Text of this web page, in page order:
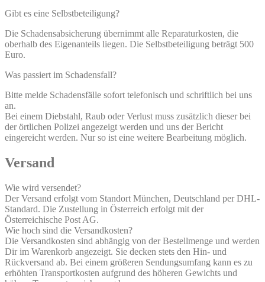
Gibt es eine Selbstbeteiligung?
Die Schadensabsicherung übernimmt alle Reparaturkosten, die
oberhalb des Eigenanteils liegen. Die Selbstbeteiligung beträgt 500
Euro.
Was passiert im Schadensfall?
Bitte melde Schadensfälle sofort telefonisch und schriftlich bei uns
an.
Bei einem Diebstahl, Raub oder Verlust muss zusätzlich dieser bei
der örtlichen Polizei angezeigt werden und uns der Bericht
eingereicht werden. Nur so ist eine weitere Bearbeitung möglich.
Versand
Wie wird versendet?
Der Versand erfolgt vom Standort München, Deutschland per DHL-
Standard. Die Zustellung in Österreich erfolgt mit der
Österreichische Post AG.
Wie hoch sind die Versandkosten?
Die Versandkosten sind abhängig von der Bestellmenge und werden
Dir im Warenkorb angezeigt. Sie decken stets den Hin- und
Rückversand ab. Bei einem größeren Sendungsumfang kann es zu
erhöhten Transportkosten aufgrund des höheren Gewichts und